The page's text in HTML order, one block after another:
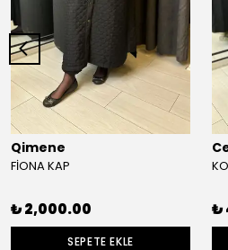
Qimene
FİONA KAP
₺ 2,000.00
SEPETE EKLE
₺